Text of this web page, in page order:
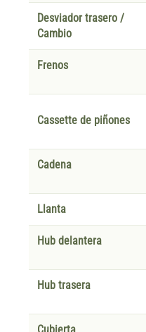
Desviador trasero /
Cambio
Frenos
Cassette de piñones
Cadena
Llanta
Hub delantera
Hub trasera